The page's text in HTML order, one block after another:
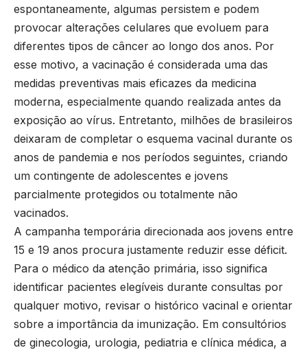
espontaneamente, algumas persistem e podem
provocar alterações celulares que evoluem para
diferentes tipos de câncer ao longo dos anos. Por
esse motivo, a vacinação é considerada uma das
medidas preventivas mais eficazes da medicina
moderna, especialmente quando realizada antes da
exposição ao vírus. Entretanto, milhões de brasileiros
deixaram de completar o esquema vacinal durante os
anos de pandemia e nos períodos seguintes, criando
um contingente de adolescentes e jovens
parcialmente protegidos ou totalmente não
vacinados.
A campanha temporária direcionada aos jovens entre
15 e 19 anos procura justamente reduzir esse déficit.
Para o médico da atenção primária, isso significa
identificar pacientes elegíveis durante consultas por
qualquer motivo, revisar o histórico vacinal e orientar
sobre a importância da imunização. Em consultórios
de ginecologia, urologia, pediatria e clínica médica, a